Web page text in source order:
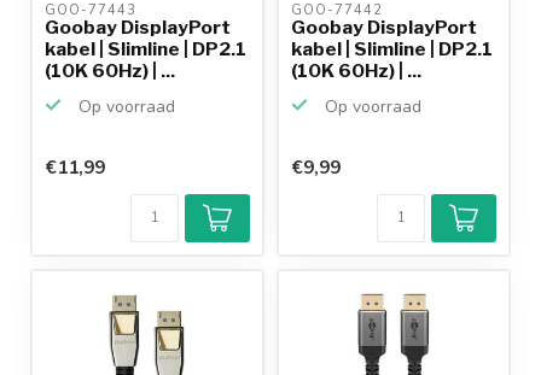
GOO-77443
Goobay DisplayPort
kabel | Slimline | DP2.1
(10K 60Hz) | ...
Op voorraad
€11,99
GOO-77442
Goobay DisplayPort
kabel | Slimline | DP2.1
(10K 60Hz) | ...
Op voorraad
9,2/10
Achteraf
betalen mogelijk
productkennis
€9,99